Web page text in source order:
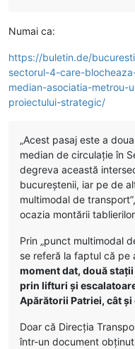
Numai ca:
https://buletin.de/
sectorul-4-care-
median-asociatia-metrou-
proiectului-strategic/
„Acest pasaj este a
median de circulație în
degreva această
bucureștenii, iar pe de
multimodal de
ocazia montării
Prin „punct multimodal
se referă la faptul că pe
moment dat, două
prin lifturi și
Apărătorii Patriei, cât
Doar că Direcția
într-un document